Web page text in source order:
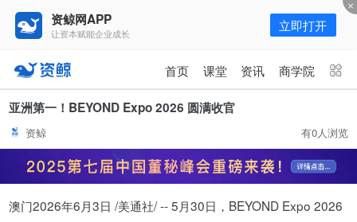
资鲸网APP
让资本赋能企业成长 立即打开
首页 课堂 资讯 商学院
资讯 课堂 直播 商学院
报告 行业峰会
为你推荐
资鲸精选 | 127页PPT，读懂复
亚洲第一！BEYOND Expo 2026 圆满收官
资鲸 有0人浏览
澳门2026年6月3日 /美通社/ -- 5月30日，BEYOND Expo 2026